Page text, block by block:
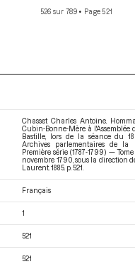
526 sur 789 • Page 521
Chasset Charles Antoine.
Cubin-Bonne-Mère à l'Assemblée
Bastille, lors de la séance du
Archives parlementaires de la
Première série (1787-1799) —
novembre 1790 , sous la direction
Laurent. 1885. p. 521.
Français
1
521
521